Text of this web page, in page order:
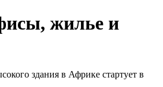
жилье и
здания в Африке стартует в